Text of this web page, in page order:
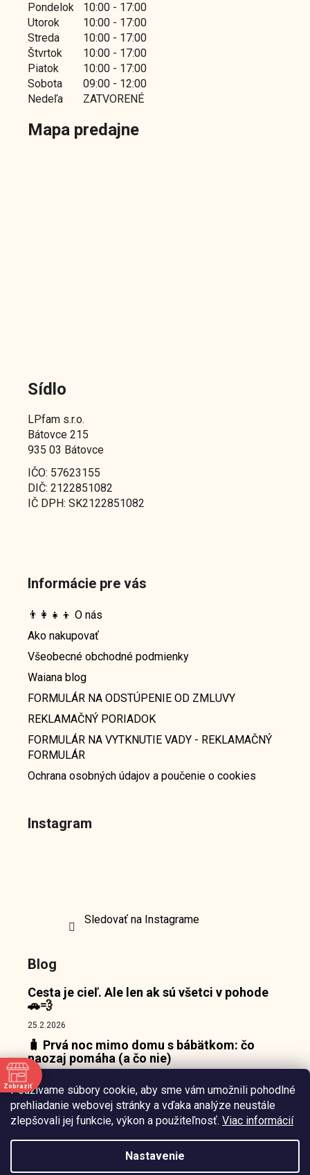
Používame súbory cookie, aby sme vám umožnili pohodlné
prehliadanie webovej stránky a vďaka analýze neustále
zlepšovali jej funkcie, výkon a použiteľnosť. Viac informácií
Nastavenie
Pondelok
10:00 - 17:00
Utorok
10:00 - 17:00
Streda
10:00 - 17:00
Štvrtok
10:00 - 17:00
Piatok
10:00 - 17:00
Sobota
09:00 - 12:00
Nedeľa
ZATVORENÉ
Mapa predajne
Sídlo
LPfam s.r.o.
Bátovce 215
935 03 Bátovce
IČO: 57623155
DIČ: 2122851082
IČ DPH: SK2122851082
Informácie pre vás
👨‍👩‍👧‍👦 O nás
Ako nakupovať
Všeobecné obchodné podmienky
Waiana blog
FORMULÁR NA ODSTÚPENIE OD ZMLUVY
REKLAMAČNÝ PORIADOK
FORMULÁR NA VYTKNUTIE VADY - REKLAMAČNÝ
FORMULÁR
Ochrana osobných údajov a poučenie o cookies
Instagram
Sledovať na Instagrame
Blog
Cesta je cieľ. Ale len ak sú všetci v pohode
🚗💨
25.2.2026
🧳 Prvá noc mimo domu s bábätkom: čo
naozaj pomáha (a čo nie)
18.2.2026
👶 Prečo bábätká nepotrebujú zábavu, ale
pokojný bod, o ktorý sa môžu oprieť 🌙
Zobraziť